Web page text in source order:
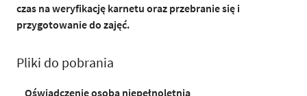
czas na weryfikację karnetu oraz przebranie się i
przygotowanie do zajęć.
Pliki do pobrania
Oświadczenie osoba niepełnoletnia